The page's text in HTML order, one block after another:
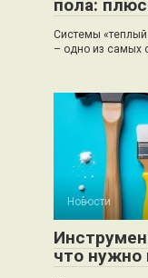
пола:
Системы
– одно из самых
Новости
что нужно